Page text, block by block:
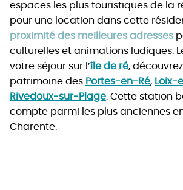
espaces les plus touristiques de la
pour une location dans cette
proximité des meilleures adresses
culturelles et animations ludiques.
votre séjour sur l’île de ré,
patrimoine des Portes-en-Ré, Loix-
Rivedoux-sur-Plage . Cette station
compte parmi les plus anciennes
Charente.